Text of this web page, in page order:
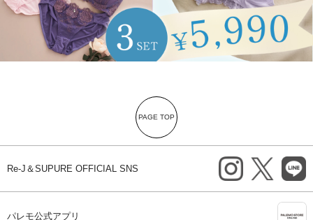
PAGE TOP
Re-J＆SUPURE OFFICIAL SNS
instagram
パレモ公式アプリ